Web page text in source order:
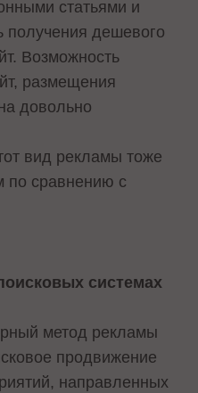
статьями и
получения дешевого
Возможность
размещения
довольно
вид рекламы тоже
по сравнению с
системах
метод рекламы
продвижение
направленных